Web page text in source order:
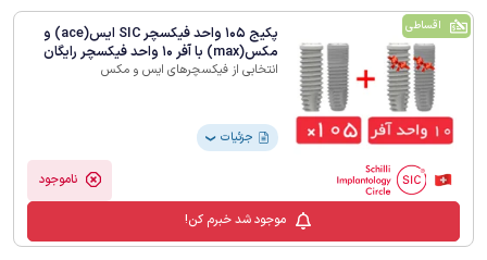
اقساطی
پکیج 105 واحد فیکسچر SIC ایس(ace) و
مکس(max) با آفر 10 واحد فیکسچر رایگان
انتخابی از فیکسچرهای ایس و مکس
جزئیات ❯
ناموجود
موجود شد خبرم کن!